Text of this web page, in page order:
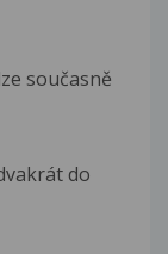
současně
do